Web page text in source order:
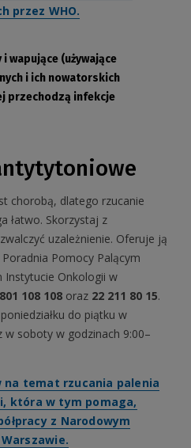
przez WHO.
wapujące (używające
i ich nowatorskich
przechodzą infekcje
chorobą, dlatego rzucanie
łatwo. Skorzystaj z
uzależnienie. Oferuje ją
Pomocy Palącym
Instytucie Onkologii w
801 108 108 oraz 22 211 80 15.
do piątku w
w soboty w godzinach 9:00–
na temat rzucania palenia
która w tym pomaga,
z Narodowym